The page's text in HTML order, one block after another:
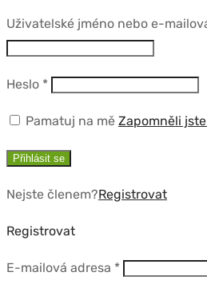
Uživatelské jméno nebo e-
Heslo *Povinné
Pamatuj na mě Zapomněli
Přihlásit se
Nejste členem?Registrovat
Registrovat
E-mailová adresa *Povinné